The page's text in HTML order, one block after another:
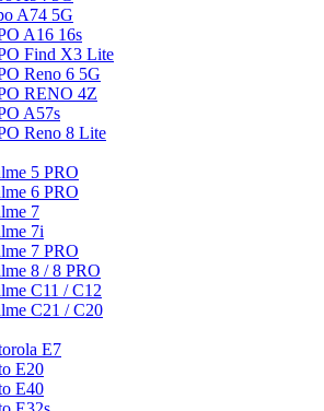
A74 5G
A16 16s
Find X3 Lite
Reno 6 5G
RENO 4Z
A57s
Reno 8 Lite
5 PRO
6 PRO
7
7i
7 PRO
8 / 8 PRO
C11 / C12
C21 / C20
E7
E20
E40